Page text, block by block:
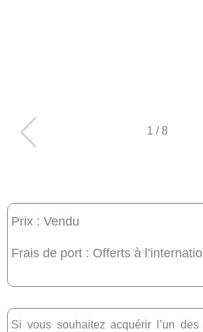
1 /8
Prix : Vendu
Frais de port : Offerts à
Si vous souhaitez acquérir l’un